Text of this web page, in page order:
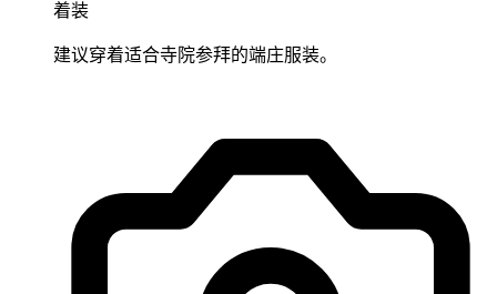
着装
建议穿着适合寺院参拜的端庄服装。